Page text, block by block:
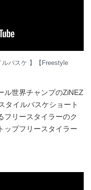
バスケ 】【Freestyle
ル世界チャンプのZiNEZ
タイルバスケショート
フリースタイラーのク
ップフリースタイラー